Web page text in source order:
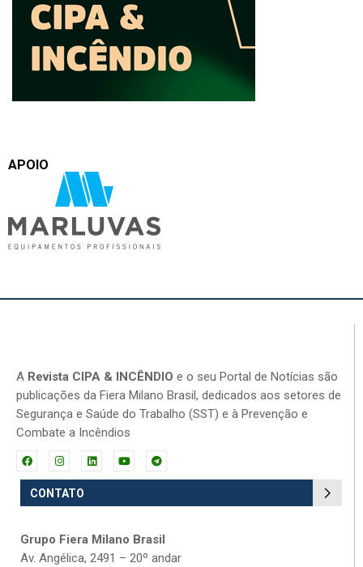
APOIO
A Revista CIPA & INCÊNDIO e o seu Portal de Notícias são
publicações da Fiera Milano Brasil, dedicados aos setores de
Segurança e Saúde do Trabalho (SST) e à Prevenção e
Combate a Incêndios
CONTATO
Grupo Fiera Milano Brasil
Av. Angélica, 2491 – 20º andar